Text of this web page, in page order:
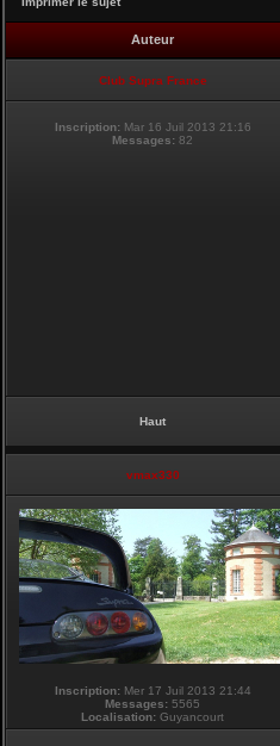
Auteur
Club Supra France
Inscription: Mar 16 Juil 2013 21:16
Messages: 82
Haut
vmax330
Inscription:Mer 17 Juil 2013 21:44
Messages: 5565
Localisation: Guyancourt